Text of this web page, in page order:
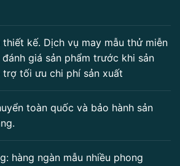
kế. Dịch vụ may mẫu thử miễn
giá sản phẩm trước khi sản
tối ưu chi phí sản xuất
toàn quốc và bảo hành sản
hàng ngàn mẫu nhiều phong